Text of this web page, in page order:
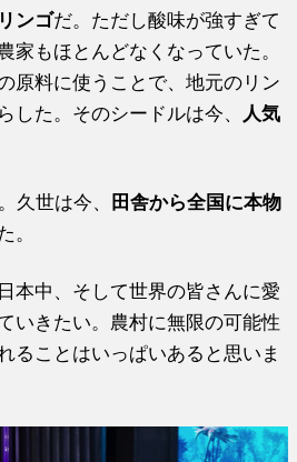
ンゴだ。ただし酸味が強すぎて
家もほとんどなくなっていた。
原料に使うことで、地元のリン
した。そのシードルは今、
人気
久世は今、
田舎から全国に本物
。
本中、そして世界の皆さんに愛
いきたい。農村に無限の可能性
ることはいっぱいあると思いま